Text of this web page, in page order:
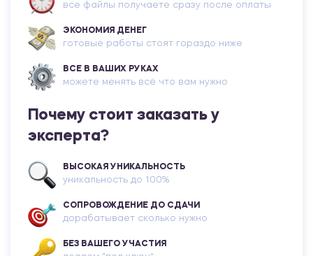
все файлы получаете сразу после оплаты
ЭКОНОМИЯ ДЕНЕГ
готовые работы стоят гораздо ниже
ВСЕ В ВАШИХ РУКАХ
можете менять всё что вам нужно
Почему стоит заказать у
эксперта?
ВЫСОКАЯ УНИКАЛЬНОСТЬ
уникальность до 100%
СОПРОВОЖДЕНИЕ ДО СДАЧИ
дорабатывает сколько нужно
БЕЗ ВАШЕГО УЧАСТИЯ
Математика
1200.00 ₽
Английский язык делового общения
Практикум
Педагогика и психология девиантного
поведения